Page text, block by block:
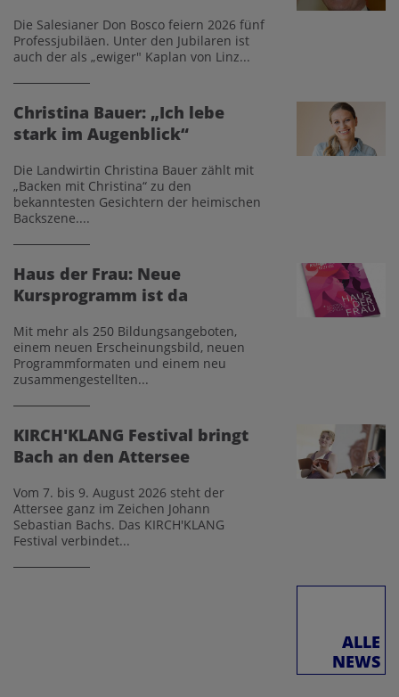
Die Salesianer Don Bosco feiern 2026 fünf
Professjubiläen. Unter den Jubilaren ist
auch der als „ewiger" Kaplan von Linz...
Christina Bauer: „Ich lebe
stark im Augenblick“
Die Landwirtin Christina Bauer zählt mit
„Backen mit Christina“ zu den
bekanntesten Gesichtern der heimischen
Backszene....
Haus der Frau: Neue
Kursprogramm ist da
Mit mehr als 250 Bildungsangeboten,
einem neuen Erscheinungsbild, neuen
Programmformaten und einem neu
zusammengestellten...
KIRCH'KLANG Festival bringt
Bach an den Attersee
Vom 7. bis 9. August 2026 steht der
Attersee ganz im Zeichen Johann
Sebastian Bachs. Das KIRCH'KLANG
Festival verbindet...
ALLE
NEWS